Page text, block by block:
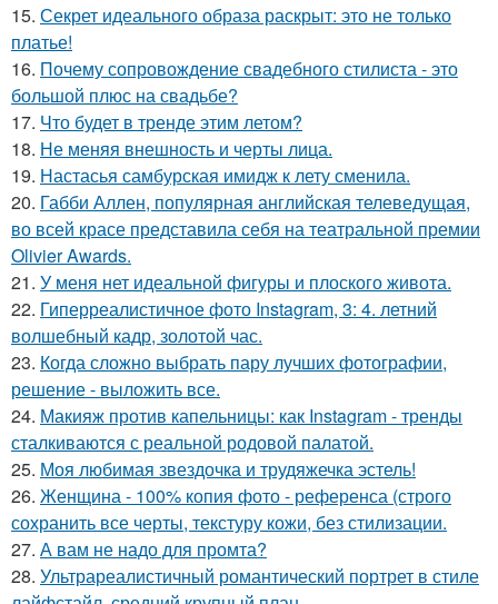
15. Секрет идеального образа раскрыт: это не только
платье!
16. Почему сопровождение свадебного стилиста - это
большой плюс на свадьбе?
17. Что будет в тренде этим летом?
18. Не меняя внешность и черты лица.
19. Настасья самбурская имидж к лету сменила.
20. Габби Аллен, популярная английская телеведущая,
во всей красе представила себя на театральной премии
Olivier Awards.
21. У меня нет идеальной фигуры и плоского живота.
22. Гиперреалистичное фото Instagram, 3: 4. летний
волшебный кадр, золотой час.
23. Когда сложно выбрать пару лучших фотографии,
решение - выложить все.
24. Макияж против капельницы: как Instagram - тренды
сталкиваются с реальной родовой палатой.
25. Моя любимая звездочка и трудяжечка эстель!
26. Женщина - 100% копия фото - референса (строго
сохранить все черты, текстуру кожи, без стилизации.
27. А вам не надо для промта?
28. Ультрареалистичный романтический портрет в стиле